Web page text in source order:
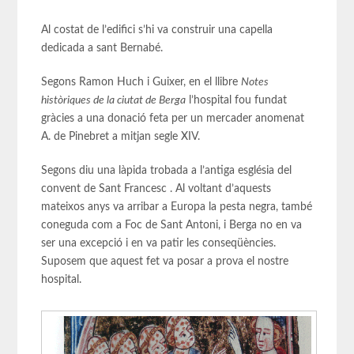
Al costat de l’edifici s’hi va construir una capella
dedicada a sant Bernabé.
Segons Ramon Huch i Guixer, en el llibre Notes
històriques de la ciutat de Berga l’hospital fou fundat
gràcies a una donació feta per un mercader anomenat
A. de Pinebret a mitjan segle XIV.
Segons diu una làpida trobada a l’antiga església del
convent de Sant Francesc . Al voltant d’aquests
mateixos anys va arribar a Europa la pesta negra, també
coneguda com a Foc de Sant Antoni, i Berga no en va
ser una excepció i en va patir les conseqüències.
Suposem que aquest fet va posar a prova el nostre
hospital.